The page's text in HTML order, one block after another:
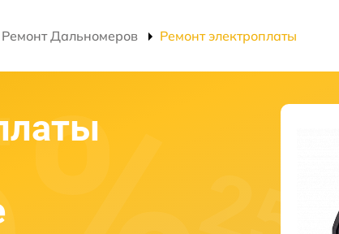
Ремонт Дальномеров Ремонт электроплаты